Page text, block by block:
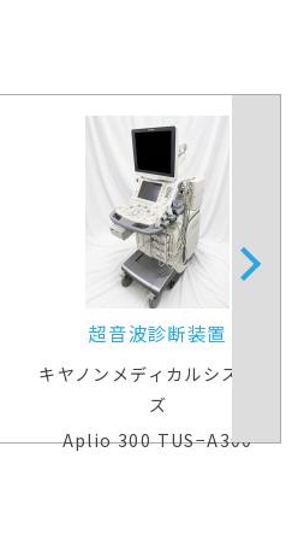
超音波診断装置
キヤノンメディカルシステム
ズ
Aplio 300 TUS−A300